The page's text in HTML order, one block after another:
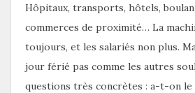
Hôpitaux, transports, hôtels,
commerces de proximité… La
toujours, et les salariés non plus.
jour férié pas comme les autres
questions très concrètes : a-t-on